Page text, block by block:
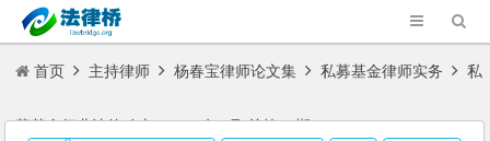
首页 主持律师 杨春宝律师论文集 私募基金律师实务 私
募基金行业法律动态（2021年2月/总第36期）